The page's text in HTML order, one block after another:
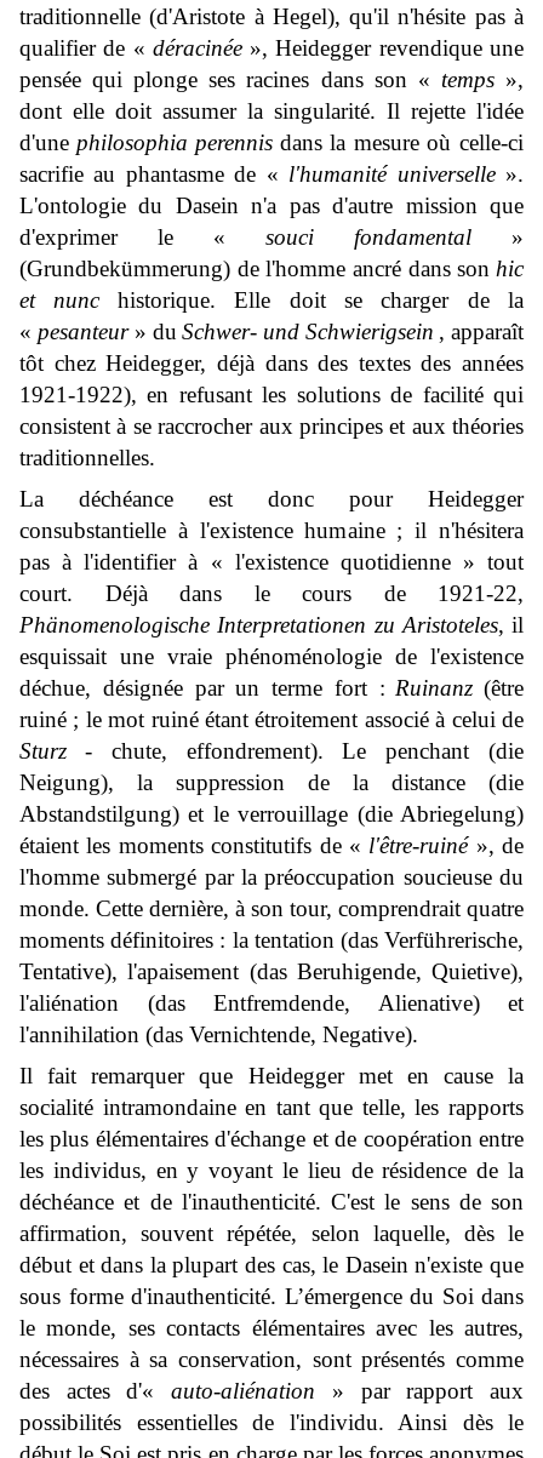
traditionnelle (d'Aristote à Hegel), qu'il n'hésite pas à
qualifier de « déracinée », Heidegger revendique une
pensée qui plonge ses racines dans son « temps »,
dont elle doit assumer la singularité. Il rejette l'idée
d'une philosophia perennis dans la mesure où celle-ci
sacrifie au phantasme de « l'humanité universelle».
L'ontologie du Dasein n'a pas d'autre mission que
d'exprimer le « souci fondamental »
(Grundbekümmerung) de l'homme ancré dans son hic
et nunc
historique. Elle doit se charger de la
« pesanteur» du Schwer- und Schwierigsein , apparaît
tôt chez Heidegger, déjà dans des textes des années
1921-1922), en refusant les solutions de facilité qui
consistent à se raccrocher aux principes et aux théories
traditionnelles.
La déchéance est donc pour Heidegger
consubstantielle à l'existence humaine ; il n'hésitera
pas à l'identifier à « l'existence quotidienne » tout
court. Déjà dans le cours de 1921-22,
Phänomenologische Interpretationen zu Aristoteles, il
esquissait une vraie phénoménologie de l'existence
déchue, désignée par un terme fort : Ruinanz (être
ruiné ; le mot ruiné étant étroitement associé à celui de
Sturz
- chute, effondrement). Le penchant (die
Neigung), la suppression de la distance (die
Abstandstilgung) et le verrouillage (die Abriegelung)
étaient les moments constitutifs de « l'être-ruiné», de
l'homme submergé par la préoccupation soucieuse du
monde. Cette dernière, à son tour, comprendrait quatre
moments définitoires : la tentation (das Verführerische,
Tentative), l'apaisement (das Beruhigende, Quietive),
l'aliénation (das Entfremdende, Alienative) et
l'annihilation (das Vernichtende, Negative).
Il fait remarquer que Heidegger met en cause la
socialité intramondaine en tant que telle, les rapports
les plus élémentaires d'échange et de coopération entre
les individus, en y voyant le lieu de résidence de la
déchéance et de l'inauthenticité. C'est le sens de son
affirmation, souvent répétée, selon laquelle, dès le
début et dans la plupart des cas, le Dasein n'existe que
sous forme d'inauthenticité. L’émergence du Soi dans
le monde, ses contacts élémentaires avec les autres,
nécessaires à sa conservation, sont présentés comme
des actes d'«auto-aliénation » par rapport aux
possibilités essentielles de l'individu. Ainsi dès le